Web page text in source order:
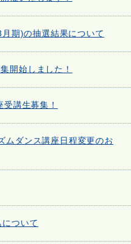
期)の抽選結果について
開始しました！
講生募集！
ムダンス講座日程変更のお
ついて